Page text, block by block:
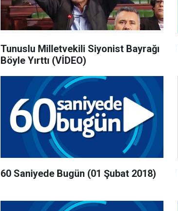
Tunuslu Milletvekili Siyonist Bayrağı
Böyle Yırttı (VİDEO)
60 Saniyede Bugün (01 Şubat 2018)